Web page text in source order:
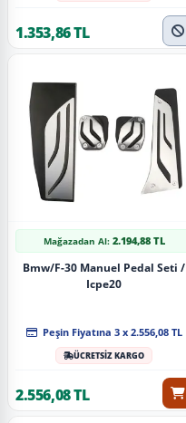
1.353,86 TL
Mağazadan Al: 2.194,88 TL
Bmw/F-30 Manuel Pedal Seti /
Icpe20
Peşin Fiyatına 3 x 2.556,08 TL
ÜCRETSİZ KARGO
2.556,08 TL